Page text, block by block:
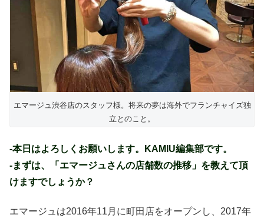
エマージュ渋谷店のスタッフ様。将来の夢は海外でフランチャイズ独
立とのこと。
-本日はよろしくお願いします。KAMIU編集部です。
-まずは、「エマージュさんの店舗数の推移」を教えて頂
けますでしょうか？
エマージュは2016年11月に町田店をオープンし、2017年